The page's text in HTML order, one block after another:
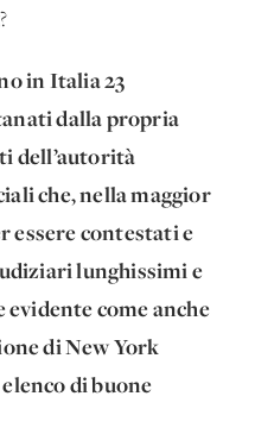
in Italia 23
dalla propria
dell’autorità
che, nella maggior
essere contestati e
lunghissimi e
evidente come anche
di New York
di buone